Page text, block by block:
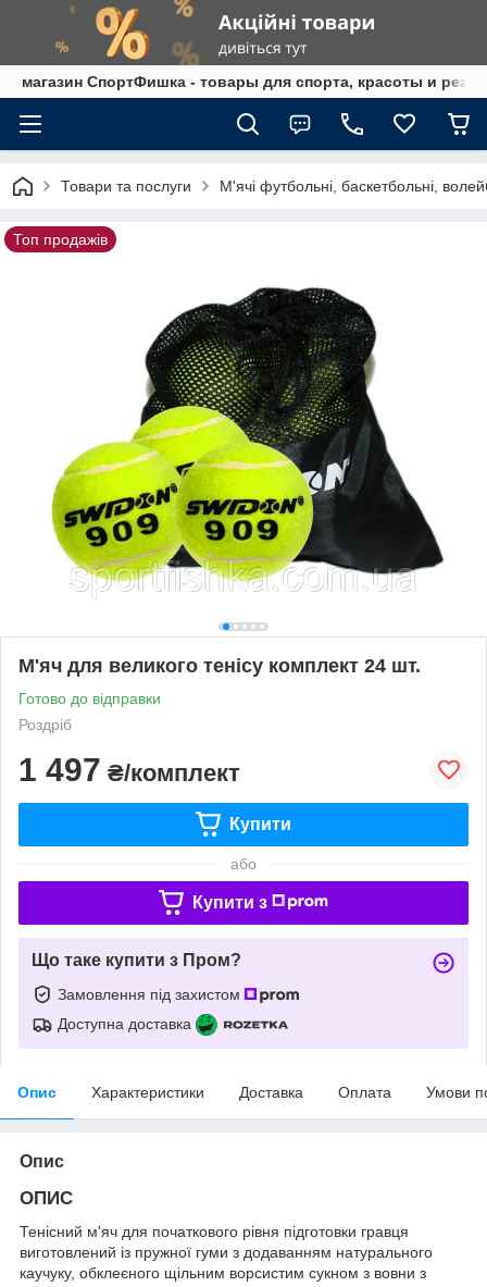
магазин СпортФишка - товары для спорта, красоты и
Товари та послуги М'ячі футбольні, баскетбольні,
Топ продажів
М'яч для великого тенісу комплект 24 шт.
Готово до відправки
Роздріб
1 497 ₴/комплект
Купити
або
Купити з
Що таке купити з Пром?
Замовлення під захистом
Доступна доставка
Опис Характеристики Доставка Оплата Умови
Опис
ОПИС
Тенісний м'яч для початкового рівня підготовки гравця
виготовлений із пружної гуми з додаванням натурального
каучуку, обклеєного щільним ворсистим сукном з вовни з